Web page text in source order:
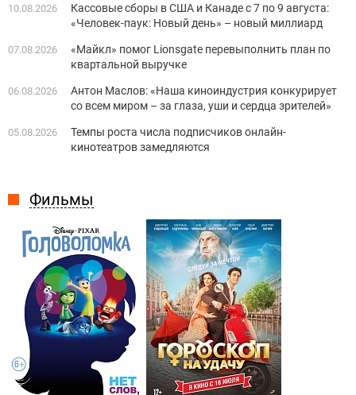
Фильмы
10.08.2026
Кассовые сборы в США и Канаде с 7 по 9 августа:
«Человек-паук: Новый день» – новый миллиард
07.08.2026
«Майкл» помог Lionsgate перевыполнить план по
квартальной выручке
06.08.2026
Антон Маслов: «Наша киноиндустрия конкурирует
со всем миром – за глаза, уши и сердца зрителей»
05.08.2026
Темпы роста числа подписчиков онлайн-
кинотеатров замедляются